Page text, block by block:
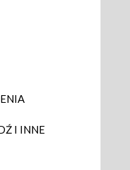
I INNE